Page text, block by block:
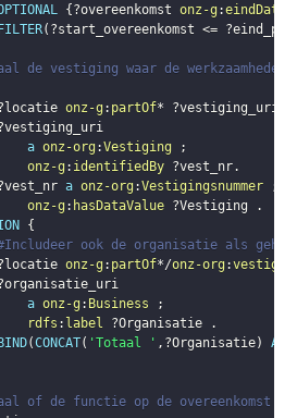
{ ?overeenkomst onz-g :eindDatum
FILTER( ?start_overeenkomst <=
de vestiging waar de
onz-g : partOf* ?vestiging_uri
a onz-org :Vestiging
;
onz-g : identifiedBy ?vest_nr.
a onz-org :Vestigingsnummer
;
onz-g : hasDataValue ?Vestiging
.
{
ook de organisatie als
onz-g : partOf*/onz-org :
a onz-g : Business
;
rdfs : label ?Organisatie
.
BIND(CONCAT( 'Totaal ' , ?Organisatie) AS
of de functie op de overeenkomst